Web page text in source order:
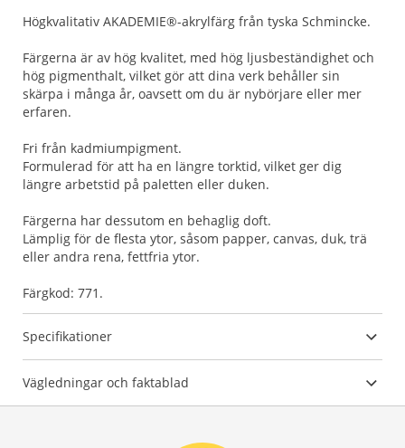
Högkvalitativ AKADEMIE®-akrylfärg från tyska Schmincke.
Färgerna är av hög kvalitet, med hög ljusbeständighet och
hög pigmenthalt, vilket gör att dina verk behåller sin
skärpa i många år, oavsett om du är nybörjare eller mer
erfaren.
Fri från kadmiumpigment.
Formulerad för att ha en längre torktid, vilket ger dig
längre arbetstid på paletten eller duken.
Färgerna har dessutom en behaglig doft.
Lämplig för de flesta ytor, såsom papper, canvas, duk, trä
eller andra rena, fettfria ytor.
Färgkod: 771.
Specifikationer
Vägledningar och faktablad